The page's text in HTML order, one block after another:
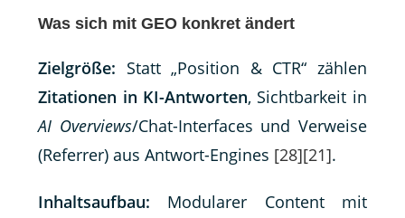
Was sich mit GEO konkret ändert
Zielgröße: Statt „Position & CTR“ zählen
Zitationen in KI-Antworten, Sichtbarkeit in
AI Overviews/Chat-Interfaces und Verweise
(Referrer) aus Antwort-Engines [28][21].
Inhaltsaufbau: Modularer Content mit